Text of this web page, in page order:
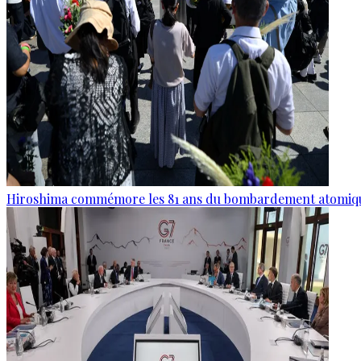
Hiroshima commémore les 81 ans du bombardement